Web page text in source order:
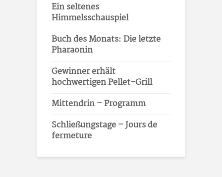
Ein seltenes
Himmelsschauspiel
Buch des Monats: Die letzte
Pharaonin
Gewinner erhält
hochwertigen Pellet-Grill
Mittendrin – Programm
Schließungstage – Jours de
fermeture